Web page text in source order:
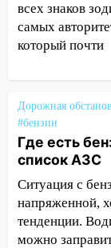
08:11 На
непогода
заливать
06:30
05:05
три знака
всех знаков
самых
который почти
Дорожная
#бензин
Где есть
список АЗС
Ситуация с
напряженной,
тенденции.
можно